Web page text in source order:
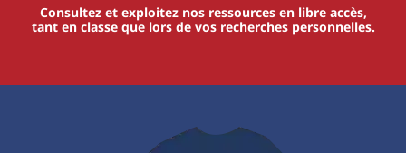
Consultez et exploitez nos ressources en libre accès,
tant en classe que lors de vos recherches personnelles.